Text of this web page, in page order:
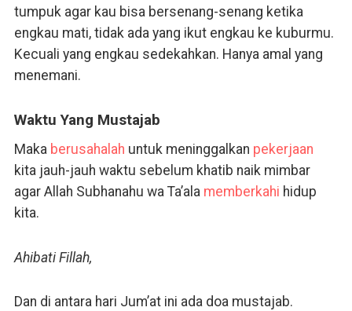
tumpuk agar kau bisa bersenang-senang ketika
engkau mati, tidak ada yang ikut engkau ke kuburmu.
Kecuali yang engkau sedekahkan. Hanya amal yang
menemani.
Waktu Yang Mustajab
Maka berusahalah untuk meninggalkan pekerjaan
kita jauh-jauh waktu sebelum khatib naik mimbar
agar Allah Subhanahu wa Ta’ala memberkahi hidup
kita.
Ahibati Fillah,
Dan di antara hari Jum’at ini ada doa mustajab.